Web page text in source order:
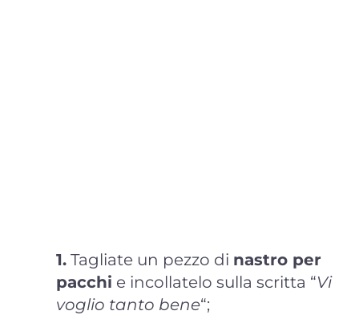
1. Tagliate un pezzo di nastro per
pacchi e incollatelo sulla scritta “Vi
voglio tanto bene“;